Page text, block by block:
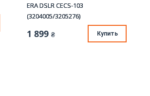
ERA DSLR CECS-103
(3204005/3205276)
1 899 ₴ Купить